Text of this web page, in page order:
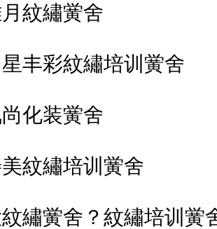
紋繡黉舍
丰彩紋繡培训黉舍
化装黉舍
紋繡培训黉舍
繡黉舍？紋繡培训黉